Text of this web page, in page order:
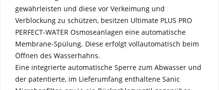
gewährleisten und diese vor Verkeimung und
Verblockung zu schützen, besitzen Ultimate PLUS PRO
PERFECT-WATER Osmoseanlagen eine automatische
Membrane-Spülung. Diese erfolgt vollautomatisch beim
Öffnen des Wasserhahns.
Eine integrierte automatische Sperre zum Abwasser und
der patentierte, im Lieferumfang enthaltene Sanic